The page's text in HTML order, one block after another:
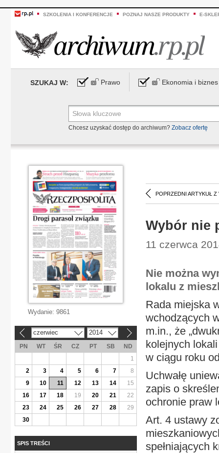
SZKOLENIA I KONFERENCJE POZNAJ NASZE PRODUKTY E-
SZUKAJ W: Prawo Ekonomia i biznes
Chcesz uzyskać dostęp do archiwum? Zobacz ofertę
POPRZEDNI ARTYKUŁ Z
Wybór nie
11 czerwca
Nie można
lokalu z
Rada miejska
wchodzących
m.in., że
kolejnych
w ciągu roku
Uchwałę
zapis o
ochronie praw
Art. 4 ustawy
spełniających
Wydanie: 9861
czerwiec 2014
PN WT ŚR CZ PT SB
ND
1
2
3 4 5 6 7
8
9
10 11 12 13 14
15
16
17 18 19 20 21
22
23
24 25 26 27 28
29
30
SPIS TREŚCI